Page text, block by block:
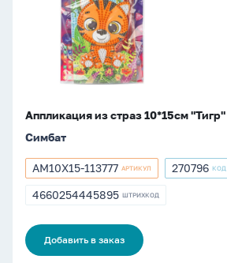
Аппликация из страз 10*15см "Тигр"
Симбат
Артикул
AM10X15-
AM10X15-113777 АРТИКУЛ
Артикул
270796 КОД
ШТРИХКОД
4660254445895 ШТРИХКОД
Добавить в заказ